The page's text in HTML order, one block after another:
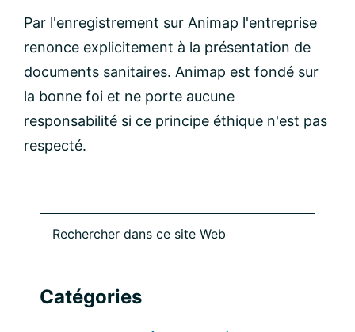
Par l'enregistrement sur Animap l'entreprise
renonce explicitement à la présentation de
documents sanitaires. Animap est fondé sur
la bonne foi et ne porte aucune
responsabilité si ce principe éthique n'est pas
respecté.
Barre
latérale
principale
dans
Web
Catégories